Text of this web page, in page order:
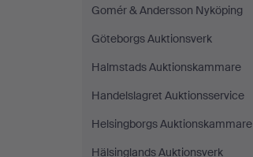
Gomér & Andersson Nyköping
Göteborgs Auktionsverk
Halmstads Auktionskammare
Handelslagret Auktionsservice
Helsingborgs Auktionskammare
Hälsinglands Auktionsverk